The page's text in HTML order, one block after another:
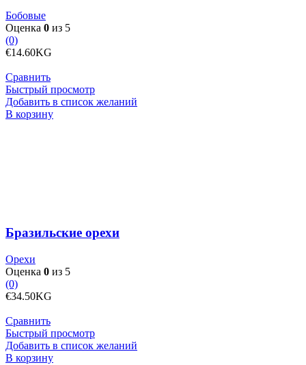
Бобовые
Оценка 0 из 5
(0)
€14.60KG
Сравнить
Быстрый просмотр
Добавить в список желаний
Количество
В корзину
Бразильские орехи
Орехи
Оценка 0 из 5
(0)
€34.50KG
Сравнить
Быстрый просмотр
Добавить в список желаний
Количество
В корзину